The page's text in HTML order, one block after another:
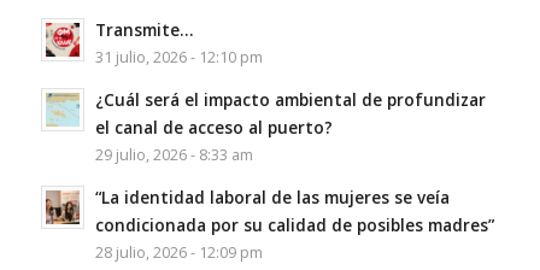
Transmite…
31 julio, 2026 - 12:10 pm
¿Cuál será el impacto ambiental de profundizar
el canal de acceso al puerto?
29 julio, 2026 - 8:33 am
“La identidad laboral de las mujeres se veía
condicionada por su calidad de posibles madres”
28 julio, 2026 - 12:09 pm